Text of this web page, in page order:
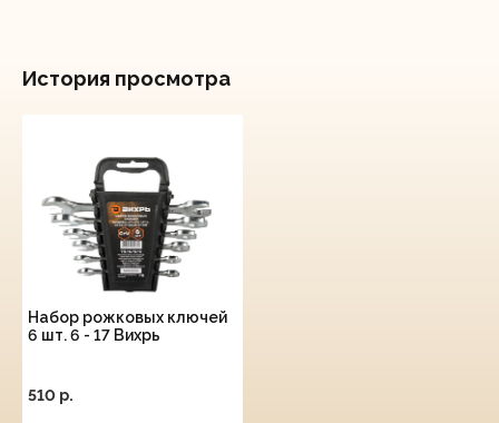
История просмотра
Набор рожковых ключей
6 шт. 6 - 17 Вихрь
510 p.